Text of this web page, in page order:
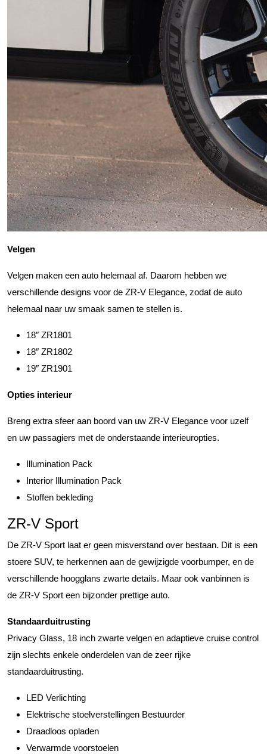
Velgen
Velgen maken een auto helemaal af. Daarom hebben we
verschillende designs voor de ZR-V Elegance, zodat de auto
helemaal naar uw smaak samen te stellen is.
18″ ZR1801
18″ ZR1802
19″ ZR1901
Opties interieur
Breng extra sfeer aan boord van uw ZR-V Elegance voor uzelf
en uw passagiers met de onderstaande interieuropties.
Illumination Pack
Interior Illumination Pack
Stoffen bekleding
ZR-V Sport
De ZR-V Sport laat er geen misverstand over bestaan. Dit is een
stoere SUV, te herkennen aan de gewijzigde voorbumper, en de
verschillende hoogglans zwarte details. Maar ook vanbinnen is
de ZR-V Sport een bijzonder prettige auto.
Standaarduitrusting
Privacy Glass, 18 inch zwarte velgen en adaptieve cruise control
zijn slechts enkele onderdelen van de zeer rijke
standaarduitrusting.
LED Verlichting
Elektrische stoelverstellingen Bestuurder
Draadloos opladen
Verwarmde voorstoelen